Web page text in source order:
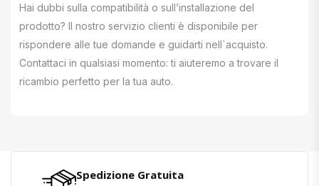
Hai dubbi sulla compatibilità o sull’installazione del
prodotto? Il nostro servizio clienti è disponibile per
rispondere alle tue domande e guidarti nell`acquisto.
Contattaci in qualsiasi momento: ti aiuteremo a trovare il
ricambio perfetto per la tua auto.
Spedizione Gratuita